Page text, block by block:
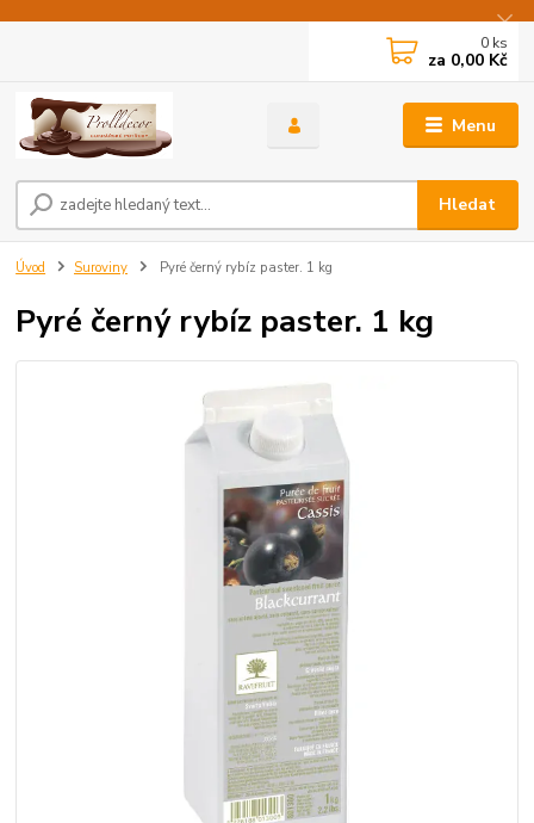
Menu
Hledat
0 ks
za 0,00 Kč
Úvod Suroviny Pyré černý rybíz paster. 1 kg
Pyré černý rybíz paster. 1 kg